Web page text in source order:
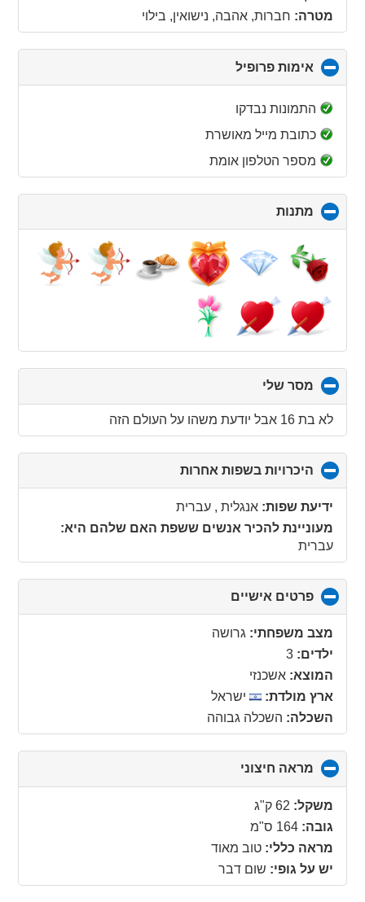
מטרה: חברות, אהבה, נישואין, בילוי
אימות פרופיל
to
התמונות נבדקו
כתובת מייל מאושרת
מספר הטלפון אומת
מתנות
to
collapse
contents
מסר שלי
to
collapse
contents
לא בת 16 אבל יודעת משהו על העולם הזה
היכרויות בשפות אחרות
to
collapse
ידיעת שפות: אנגלית , עברית
מעוניינת להכיר אנשים ששפת האם שלהם היא:
עברית
פרטים אישיים
to
collapse
מצב משפחתי: גרושה
ילדים: 3
המוצא: אשכנזי
ארץ מולדת:
ישראל
השכלה: השכלה גבוהה
מראה חיצוני
to
משקל: 62 ק"ג
גובה: 164 ס"מ
מראה כללי: טוב מאוד
יש על גופי: שום דבר